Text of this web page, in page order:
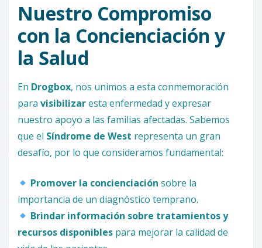
Nuestro Compromiso
con la Concienciación y
la Salud
En Drogbox, nos unimos a esta conmemoración
para visibilizaresta enfermedad y expresar
nuestro apoyo a las familias afectadas. Sabemos
que el Síndrome de West representa un gran
desafío, por lo que consideramos fundamental:
Promover la concienciación sobre la
importancia de un diagnóstico temprano.
Brindar información sobre tratamientos y
recursos disponibles para mejorar la calidad de